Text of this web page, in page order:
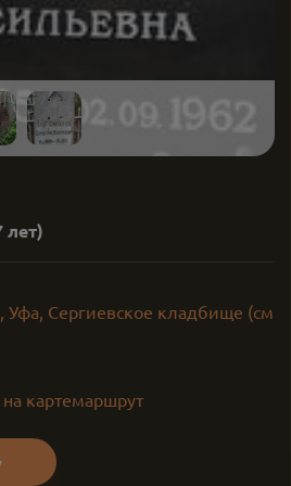
лет)
Уфа, Сергиевское кладбище (см
на картемаршрут